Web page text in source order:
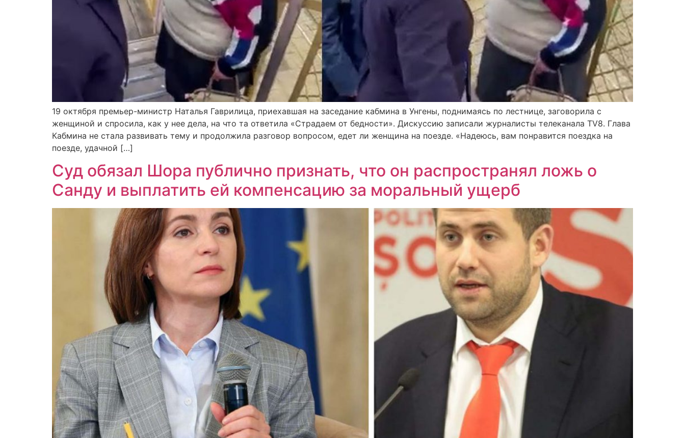
19 октября премьер-министр Наталья Гаврилица, приехавшая на заседание кабмина в Унгены, поднимаясь по лестнице, заговорила с
женщиной и спросила, как у нее дела, на что та ответила «Страдаем от бедности». Дискуссию записали журналисты телеканала TV8. Глава
Кабмина не стала развивать тему и продолжила разговор вопросом, едет ли женщина на поезде. «Надеюсь, вам понравится поездка на
поезде, удачной […]
Суд обязал Шора публично признать, что он распространял ложь о
Санду и выплатить ей компенсацию за моральный ущерб